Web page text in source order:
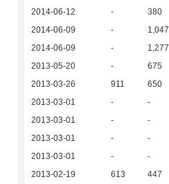
2014-06-12
- 380
2014-06-09
- 1,047
2014-06-09
- 1,277
2013-05-20
- 675
2013-03-26
911 650
2013-03-01
- -
2013-03-01
- -
2013-03-01
- -
2013-03-01
- -
2013-02-19
613 447